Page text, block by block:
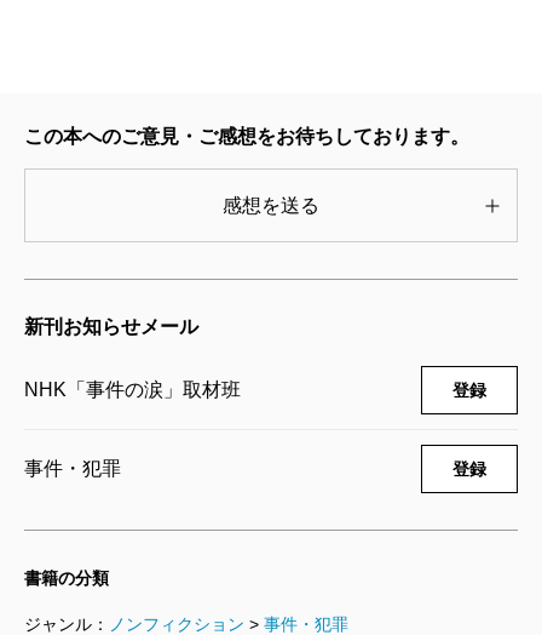
い、考えるきっかけにしてもらえればと思っていま
ました。私の夫は白血病を患い、娘と同じ31歳で亡く
なっています。それ故、娘が同じ年頃になると、病を
発症するのではないかと心配することはありました
が、犯罪によって命を喪うとは想像すらしていません
でした。平穏だった生活は、見知らぬ三人の男たちに
よって一瞬にして奪われ一変してしまいました。彼等
を絶対に許さない――私は決意しました。
「一人の被害者では、日本の司法では何故か死刑には
この本へのご意見・ご感想をお待ちしております。
感想を送る
新刊お知らせメール
NHK「事件の涙」取材班 登録
事件・犯罪 登録
書籍の分類
ジャンル： ノンフィクション > 事件・犯罪